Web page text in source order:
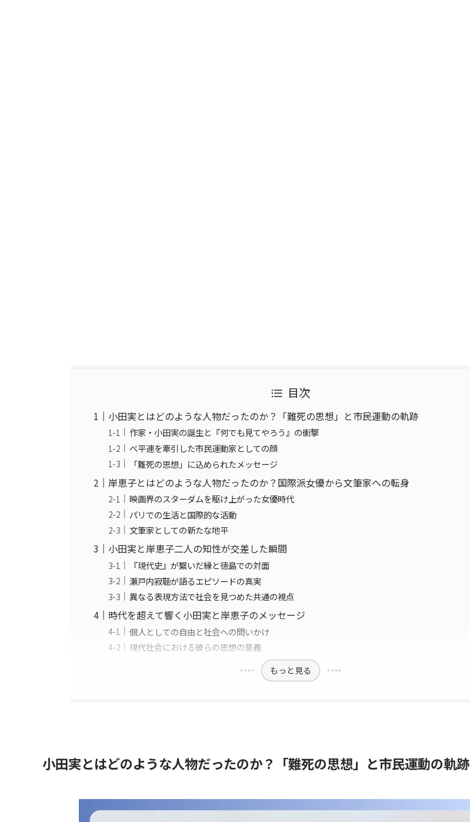
目次
小田実とはどのような人物だったのか？「難死の思想」と市民運動の軌跡
作家・小田実の誕生と『何でも見てやろう』の衝撃
べ平連を牽引した市民運動家としての顔
「難死の思想」に込められたメッセージ
岸恵子とはどのような人物だったのか？国際派女優から文筆家への転身
映画界のスターダムを駆け上がった女優時代
パリでの生活と国際的な活動
文筆家としての新たな地平
小田実と岸恵子二人の知性が交差した瞬間
『現代史』が繋いだ縁と徳島での対面
瀬戸内寂聴が語るエピソードの真実
異なる表現方法で社会を見つめた共通の視点
時代を超えて響く小田実と岸恵子のメッセージ
個人としての自由と社会への問いかけ
現代社会における彼らの思想の意義
もっと見る
小田実とはどのような人物だったのか？「難死の思想」と市民運動の軌跡